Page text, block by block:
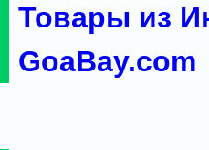
Товары из
GoaBay.com